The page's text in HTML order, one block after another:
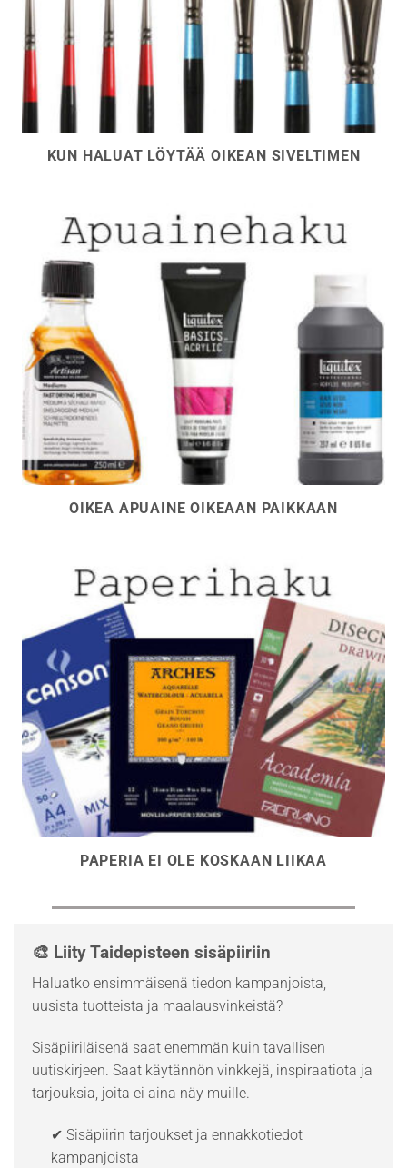
KUN HALUAT LÖYTÄÄ OIKEAN SIVELTIMEN
OIKEA APUAINE OIKEAAN PAIKKAAN
PAPERIA EI OLE KOSKAAN LIIKAA
🎨 Liity Taidepisteen sisäpiiriin
Haluatko ensimmäisenä tiedon kampanjoista,
uusista tuotteista ja maalausvinkeistä?
Sisäpiiriläisenä saat enemmän kuin tavallisen
uutiskirjeen. Saat käytännön vinkkejä, inspiraatiota ja
tarjouksia, joita ei aina näy muille.
✔ Sisäpiirin tarjoukset ja ennakkotiedot
kampanjoista